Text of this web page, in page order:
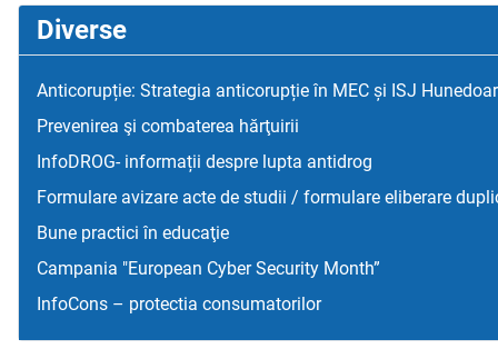
Diverse
Anticorupție: Strategia anticorupție în MEC și ISJ
Prevenirea şi combaterea hărţuirii
InfoDROG- informații despre lupta antidrog
Formulare avizare acte de studii / formulare eliberare
Bune practici în educaţie
Campania "European Cyber Security Month”
InfoCons – protectia consumatorilor